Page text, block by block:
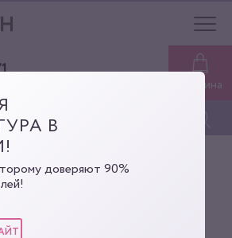
Корзина
В
доверяют 90%